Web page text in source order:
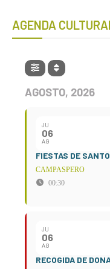
AGENDA
AGOSTO, 2026
JU
06
AG
FIESTAS DE
CAMPASPERO
00:30
JU
06
AG
RECOGIDA DE